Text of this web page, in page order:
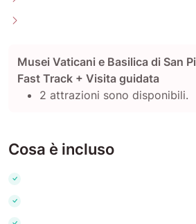
Musei Vaticani e Basilica di San
Fast Track + Visita guidata
2 attrazioni sono disponibili.
Cosa è incluso